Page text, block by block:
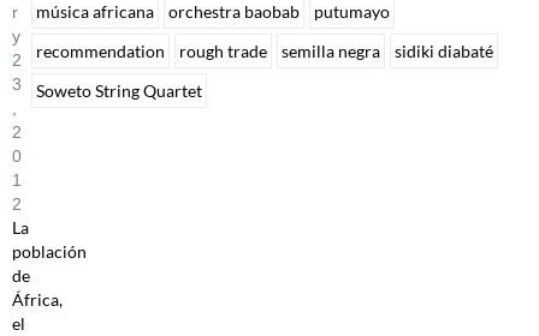
R
Y
2
3
2
0
1
2
La
población
de
África,
el
música africana
orchestra baobab
putumayo
recommendation
rough trade semilla negra
sidiki diabaté
Soweto String Quartet